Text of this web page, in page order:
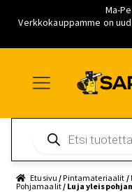
Ma-
Verkkokauppamme on
navigointiin
sisältöön
pääsisältöön
search
Etusivu /Pintamateriaalit /
Pohjamaalit/ Luja